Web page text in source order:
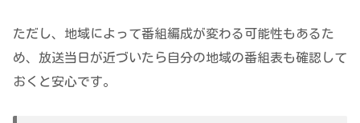
ただし、地域によって番組編成が変わる可能性もあるた
め、放送当日が近づいたら自分の地域の番組表も確認して
おくと安心です。